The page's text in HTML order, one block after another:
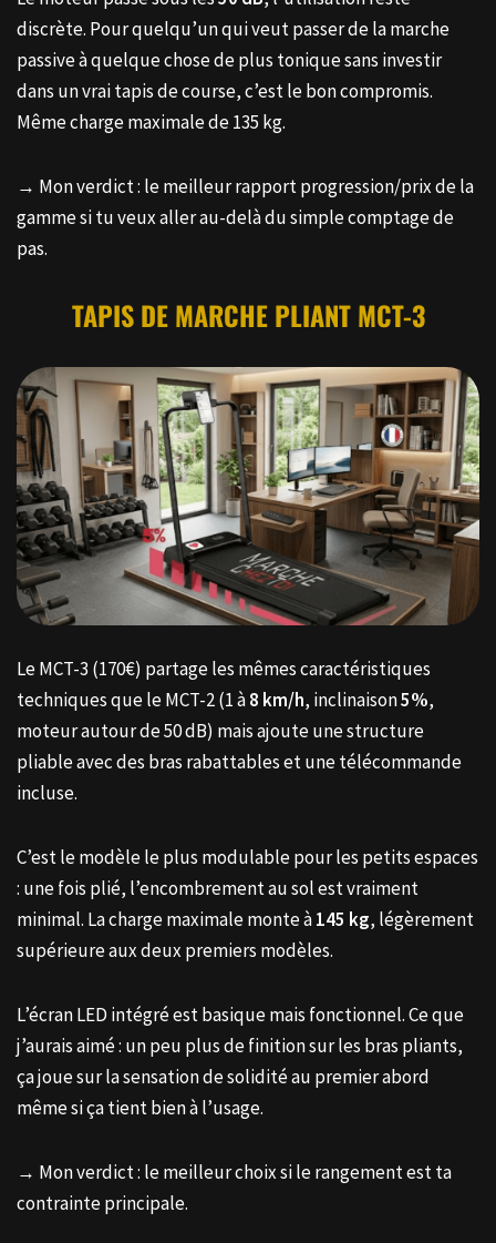
discrète. Pour quelqu’un qui veut passer de la marche
passive à quelque chose de plus tonique sans investir
dans un vrai tapis de course, c’est le bon compromis.
Même charge maximale de 135 kg.
→ Mon verdict : le meilleur rapport progression/prix de la
gamme si tu veux aller au-delà du simple comptage de
pas.
TAPIS DE MARCHE PLIANT MCT-3
Le MCT-3 (170€) partage les mêmes caractéristiques
techniques que le MCT-2 (1 à8 km/h, inclinaison5%,
moteur autour de 50 dB) mais ajoute une structure
pliable avec des bras rabattables et une télécommande
incluse.
C’est le modèle le plus modulable pour les petits espaces
: une fois plié, l’encombrement au sol est vraiment
minimal. La charge maximale monte à145 kg, légèrement
supérieure aux deux premiers modèles.
L’écran LED intégré est basique mais fonctionnel. Ce que
j’aurais aimé : un peu plus de finition sur les bras pliants,
ça joue sur la sensation de solidité au premier abord
même si ça tient bien à l’usage.
→ Mon verdict : le meilleur choix si le rangement est ta
contrainte principale.